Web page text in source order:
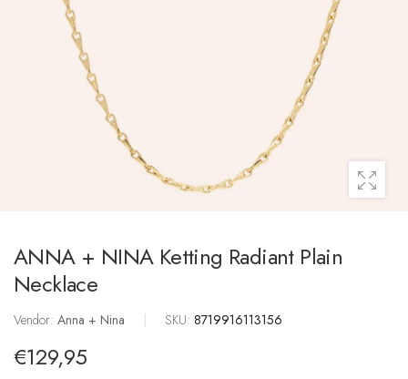
ANNA + NINA Ketting Radiant Plain
Necklace
Vendor: Anna + Nina | SKU: 8719916113156
€129,95